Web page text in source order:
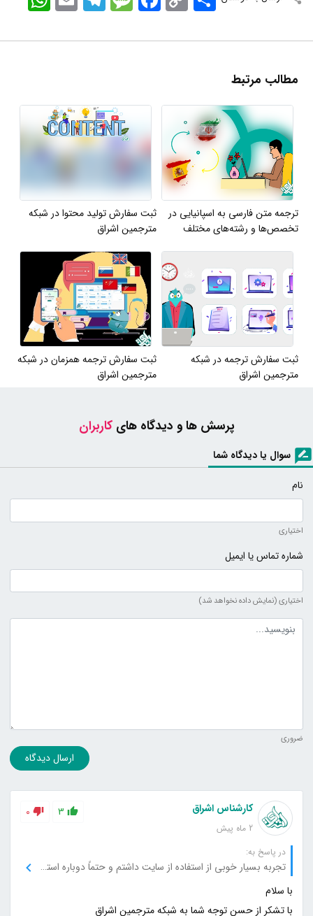
Link
مطالب مرتبط
ترجمه متن فارسی به اسپانیایی در
تخصص‌ها و رشته‌های مختلف
ثبت سفارش تولید محتوا در شبکه
مترجمین اشراق
ثبت سفارش ترجمه در شبکه
مترجمین اشراق
ثبت سفارش ترجمه همزمان در شبکه
مترجمین اشراق
پرسش ها و دیدگاه هایکاربران
سوال یا دیدگاه شما
نام
اختیاری
شماره تماس یا ایمیل
اختیاری (نمایش داده نخواهد شد)
متن دیدگاه
ضروری
ارسال دیدگاه
کارشناس اشراق
2 ماه پیش
3
0
در پاسخ به:
تجربه بسیار خوبی از استفاده از سایت داشتم و حتماً دوباره استفاده می‌کنم.